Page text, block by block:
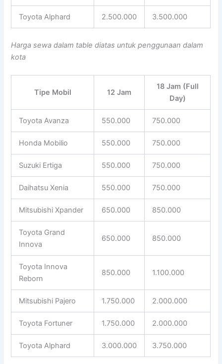
Toyota Alphard 2.500.000 3.500.000
Harga sewa dalam table diatas untuk penggunaan dalam
kota
Tipe Mobil 12 Jam
18 Jam (Full
Day)
Toyota Avanza 550.000 750.000
Honda Mobilio 550.000 750.000
Suzuki Ertiga 550.000 750.000
Daihatsu Xenia 550.000 750.000
Mitsubishi Xpander 650.000 850.000
Toyota Grand
Innova
650.000 850.000
Toyota Innova
Reborn
850.000 1.100.000
Mitsubishi Pajero 1.750.000 2.000.000
Toyota Fortuner 1.750.000 2.000.000
Toyota Alphard 3.000.000 3.750.000